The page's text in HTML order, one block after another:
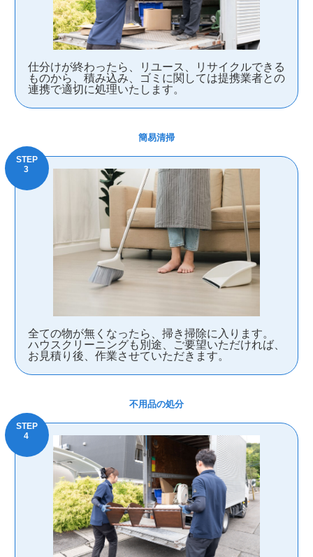
仕分けが終わったら、リユース、リサイクルできる
ものから、積み込み、ゴミに関しては提携業者との
連携で適切に処理いたします。
簡易清掃
全ての物が無くなったら、掃き掃除に入ります。
ハウスクリーニングも別途、ご要望いただければ、
お見積り後、作業させていただきます。
不用品の処分